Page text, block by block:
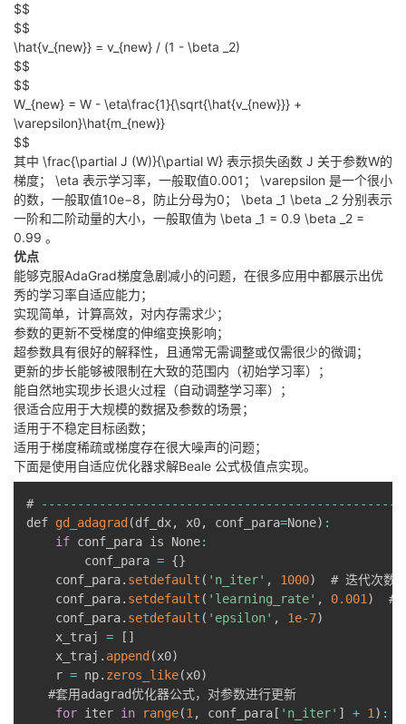
$$
$$
\hat{v_{new}} = v_{new} / (1 - \beta _2)
$$
$$
W_{new} = W - \eta\frac{1}{\sqrt{\hat{v_{new}}} +
\varepsilon}\hat{m_{new}}
$$
其中 \frac{\partial J (W)}{\partial W} 表示损失函数 J 关于参数W的
梯度；
\eta 表示学习率，一般取值0.001； \varepsilon 是一个很小
的数，一般取值10e−8，防止分母为0；
\beta _1 \beta _2 分别表示
一阶和二阶动量的大小，一般取值为 \beta _1 = 0.9 \beta _2 =
0.99 。
优点
能够克服AdaGrad梯度急剧减小的问题，在很多应用中都展示出优
秀的学习率自适应能力；
实现简单，计算高效，对内存需求少；
参数的更新不受梯度的伸缩变换影响；
超参数具有很好的解释性，且通常无需调整或仅需很少的微调；
更新的步长能够被限制在大致的范围内（初始学习率）；
能自然地实现步长退火过程（自动调整学习率）；
很适合应用于大规模的数据及参数的场景；
适用于不稳定目标函数；
适用于梯度稀疏或梯度存在很大噪声的问题；
下面是使用自适应优化器求解Beale 公式极值点实现。
# -- -- -- -- -- -- -- -- -- -- -- -- -- -- -- -- -- -- -- -- -- -- -- -- --
def gd_adagrad (df_dx, x0, conf_para=None) :
if conf_para is None:
        conf_para
= {}
    conf_para
. setdefault ( 'n_iter' , 1000)
  # 迭代次数
    conf_para
. setdefault ( 'learning_rate' , 0.001 )
#
    conf_para
. setdefault ( 'epsilon' , 1e-7)
    x_traj
= [ ]
    x_traj
. append (x0)
    r
= np. zeros_like(x0)
   #套用adagrad优化器公式，对参数进行更新
for iter in range(1 , conf_para [ 'n_iter' ] + 1 ) :